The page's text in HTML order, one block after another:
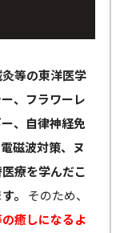
等の東洋医学
、フラワーレ
、自律神経免
磁波対策、ヌ
療を学んだこ
。
そのため、
癒しになるよ